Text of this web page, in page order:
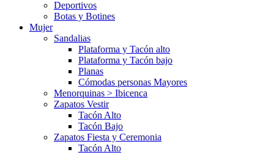
Deportivos
Botas y Botines
Mujer
Sandalias
Plataforma y Tacón alto
Plataforma y Tacón bajo
Planas
Cómodas personas Mayores
Menorquinas > Ibicenca
Zapatos Vestir
Tacón Alto
Tacón Bajo
Zapatos Fiesta y Ceremonia
Tacón Alto